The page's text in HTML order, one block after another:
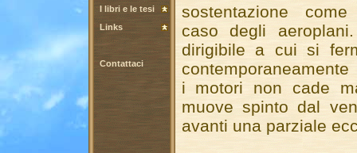
I libri e le tesi
Links
Contattaci
sostentazione
caso degli
dirigibile a cui si
i motori non cade
muove spinto dal
avanti una parziale